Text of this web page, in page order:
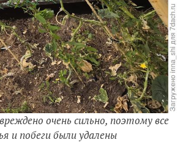
очень сильно, поэтому все
и побеги были удалены